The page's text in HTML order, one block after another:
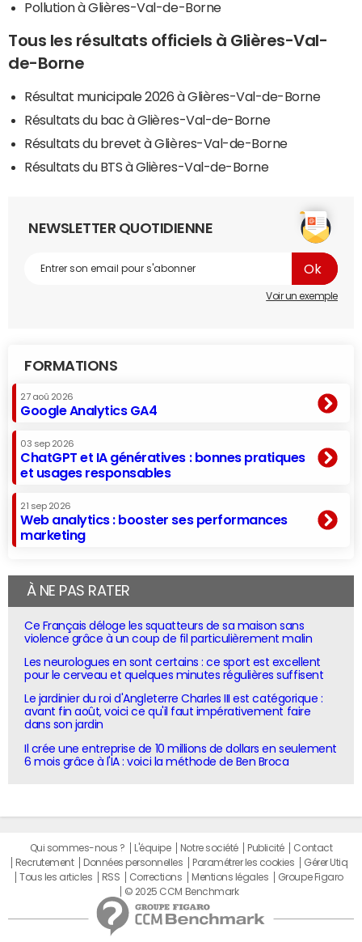
Pollution à Glières-Val-de-Borne
Tous les résultats officiels à Glières-Val-
de-Borne
Résultat municipale 2026 à Glières-Val-de-Borne
Résultats du bac à Glières-Val-de-Borne
Résultats du brevet à Glières-Val-de-Borne
Résultats du BTS à Glières-Val-de-Borne
NEWSLETTER QUOTIDIENNE
Voir un exemple
FORMATIONS
27 aoû 2026
Google Analytics GA4
03 sep 2026
ChatGPT et IA génératives : bonnes pratiques
et usages responsables
21 sep 2026
Web analytics : booster ses performances
marketing
À NE PAS RATER
Ce Français déloge les squatteurs de sa maison sans
violence grâce à un coup de fil particulièrement malin
Les neurologues en sont certains : ce sport est excellent
pour le cerveau et quelques minutes régulières suffisent
Le jardinier du roi d'Angleterre Charles III est catégorique :
avant fin août, voici ce qu'il faut impérativement faire
dans son jardin
Il crée une entreprise de 10 millions de dollars en seulement
6 mois grâce à l'IA : voici la méthode de Ben Broca
Qui sommes-nous ? L'équipe Notre société Publicité
Contact
Recrutement
Données personnelles Paramétrer les cookies
Gérer Utiq
Tous les articles
RSS Corrections Mentions légales
Groupe Figaro
© 2025 CCM Benchmark